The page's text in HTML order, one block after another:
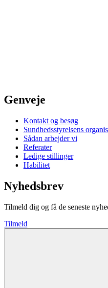
Genveje
Kontakt og besøg
Sundhedsstyrelsens
Sådan arbejder vi
Referater
Ledige stillinger
Habilitet
Nyhedsbrev
Tilmeld dig og få de seneste
Tilmeld